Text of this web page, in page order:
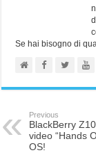
Se hai bisogno di
Previous
BlackBerry
video “Hands
OS!